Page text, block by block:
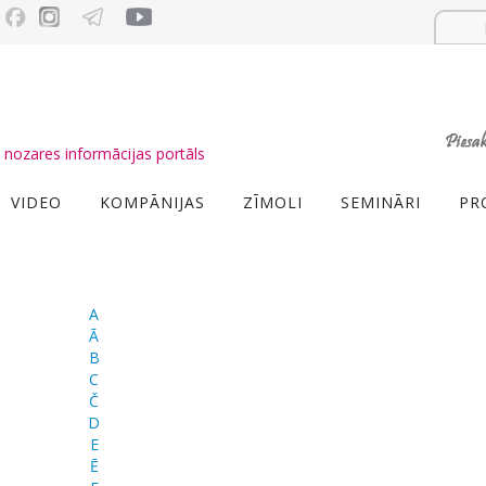
informācijas portāls
VIDEO KOMPĀNIJAS ZĪMOLI SEMINĀRI
A
Ā
B
C
Č
D
E
Ē